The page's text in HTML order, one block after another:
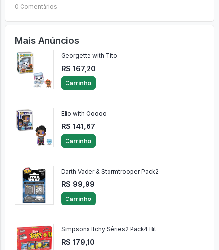
0 Comentários
Mais Anúncios
Georgette with Tito
R$ 167,20
Carrinho
Elio with Ooooo
R$ 141,67
Carrinho
Darth Vader & Stormtrooper Pack2
R$ 99,99
Carrinho
Simpsons Itchy Séries2 Pack4 Bit
R$ 179,10